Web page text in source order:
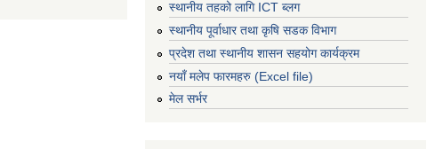
स्थानीय तहको लागि ICT ब्लग
स्थानीय पूर्वाधार तथा कृषि सडक विभाग
प्रदेश तथा स्थानीय शासन सहयोग कार्यक्रम
नयाँ मलेप फारमहरु (Excel file)
मेल सर्भर